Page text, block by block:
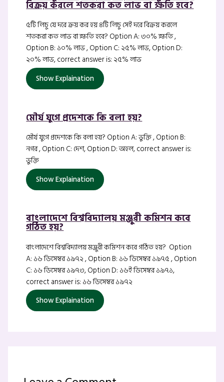
বিক্রয় করলে শতকরা কত লাভ বা ক্ষতি হবে?
৫টি লিচু যে দরে ক্রয় কর হয় ৪টি লিচু সেই দরে বিক্রয় করলে
শতকরা কত লাভ বা ক্ষতি হবে? Option A: ৩০% ক্ষতি ,
Option B: ১০% লাভ , Option C: ২৫% লাভ, Option D:
২০% লাভ, correct answer is: ২৫% লাভ
Show Explaination
মৌর্য যুগে প্রদেশকে কি বলা হয়?
মৌর্য যুগে প্রদেশকে কি বলা হয়? Option A: ভুক্তি , Option B:
নগর , Option C: দেশ, Option D: অহল, correct answer is:
ভুক্তি
Show Explaination
বাংলাদেশে বিশ্ববিদ্যালয় মঞ্জুরী কমিশন কবে
গঠিত হয়?
বাংলাদেশে বিশ্ববিদ্যালয় মঞ্জুরী কমিশন কবে গঠিত হয়? Option
A: ১৬ ডিসেম্বর ১৯৭২ , Option B: ১৬ ডিসেম্বর ১৯৭৫ , Option
C: ১৬ ডিসেম্বর ১৯৭৩, Option D: ১৬ই ডিসেম্বর ১৯৭১,
correct answer is: ১৬ ডিসেম্বর ১৯৭২
Show Explaination